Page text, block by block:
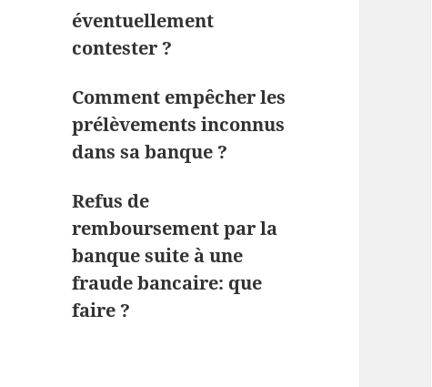
éventuellement
contester ?
Comment empêcher les
prélèvements inconnus
dans sa banque ?
Refus de
remboursement par la
banque suite à une
fraude bancaire: que
faire ?